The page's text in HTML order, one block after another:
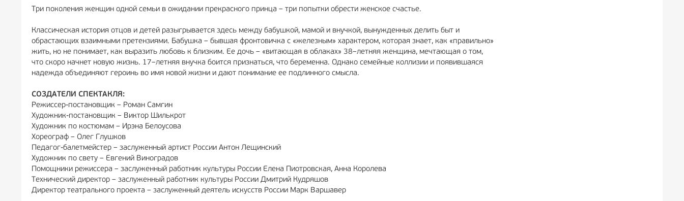
Три поколения женщин одной семьи в ожидании прекрасного принца – три попытки обрести женское счастье.
Классическая история отцов и детей разыгрывается здесь между бабушкой, мамой и внучкой, вынужденных делить быт и
обрастающих взаимными претензиями. Бабушка – бывшая фронтовичка с «железным» характером, которая знает, как «правильно»
жить, но не понимает, как выразить любовь к близким. Ее дочь – «витающая в облаках» 38–летняя женщина, мечтающая о том,
что скоро начнет новую жизнь. 17–летняя внучка боится признаться, что беременна. Однако семейные коллизии и появившаяся
надежда объединяют героинь во имя новой жизни и дают понимание ее подлинного смысла.
СОЗДАТЕЛИ СПЕКТАКЛЯ:
Режиссер-постановщик – Роман Самгин
Художник-постановщик – Виктор Шилькрот
Художник по костюмам – Ирэна Белоусова
Хореограф – Олег Глушков
Педагог-балетмейстер – заслуженный артист России Антон Лещинский
Художник по свету – Евгений Виноградов
Помощники режиссера – заслуженный работник культуры России Елена Пиотровская, Анна Королева
Технический директор – заслуженный работник культуры России Дмитрий Кудряшов
Директор театрального проекта – заслуженный деятель искусств России Марк Варшавер